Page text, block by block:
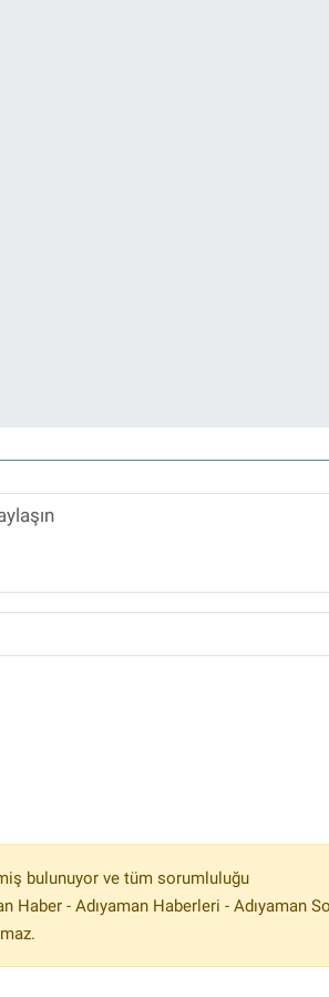
bulunuyor ve tüm sorumluluğu
Haber - Adıyaman Haberleri - Adıyaman